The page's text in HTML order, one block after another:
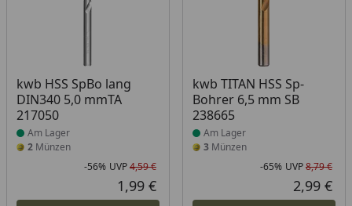
kwb HSS SpBo lang
DIN340 5,0 mmTA
217050
Produkt am Lager
Am Lager
2 Münzen
Rabatt in Prozent
-56%
Ursprünglicher Preis
UVP4,59 €
Aktueller Preis
1,99 €
kwb TITAN HSS Sp-
Bohrer 6,5 mm SB
238665
Produkt am Lager
Am Lager
3Münzen
-65% UVP8,79 €
2,99 €